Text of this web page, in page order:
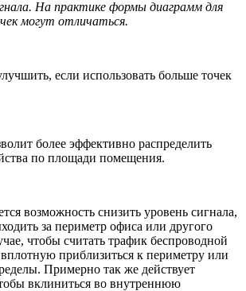
На практике формы диаграмм для
могут отличаться.
если использовать больше точек
более эффективно распределить
по площади помещения.
возможность снизить уровень сигнала,
за периметр офиса или другого
чтобы считать трафик беспроводной
приблизиться к периметру или
Примерно так же действует
вклиниться во внутреннюю